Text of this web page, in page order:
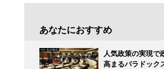
あなたにおすすめ
人気政策の実現で
高まるパラドック